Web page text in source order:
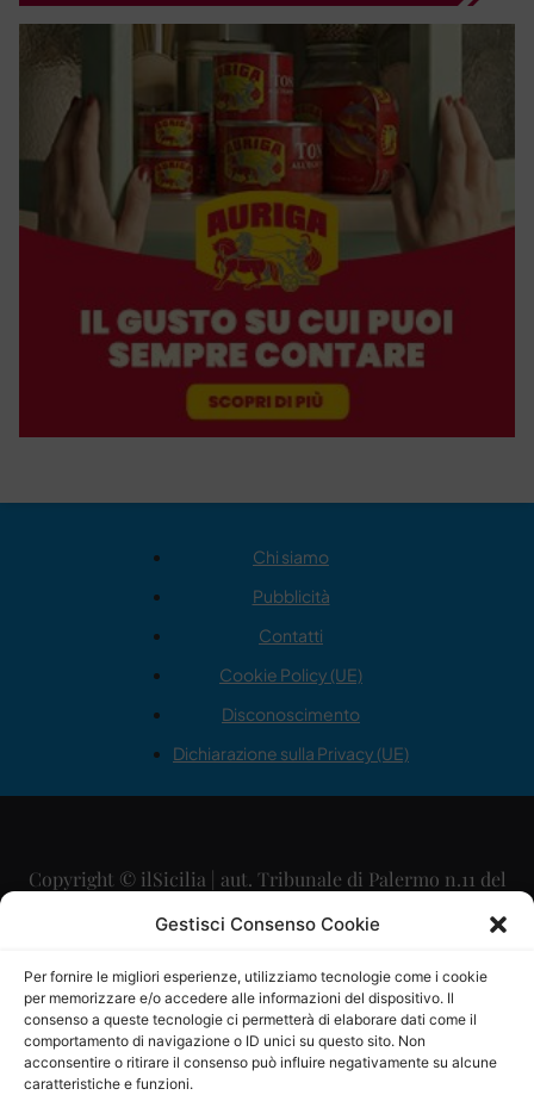
Gestisci Consenso Cookie
Per fornire le migliori esperienze, utilizziamo tecnologie come i cookie
per memorizzare e/o accedere alle informazioni del dispositivo. Il
consenso a queste tecnologie ci permetterà di elaborare dati come il
comportamento di navigazione o ID unici su questo sito. Non
acconsentire o ritirare il consenso può influire negativamente su alcune
caratteristiche e funzioni.
Chi siamo
Pubblicità
Contatti
Cookie Policy (UE)
Disconoscimento
Dichiarazione sulla Privacy (UE)
Copyright © ilSicilia | aut. Tribunale di Palermo n.11 del
29/09/2015
Direttore Editoriale: Maurizio Scaglione
Direttore Responsabile: Maria Calabrese